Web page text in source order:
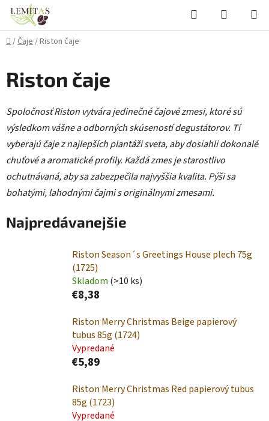
Prejsť
obsah
Hľadať
KOŠÍK
Domov
/Čaje/Riston čaje
Riston čaje
Spoločnosť Riston vytvára jedinečné čajové zmesi, ktoré sú
výsledkom vášne a odborných skúseností degustátorov. Tí
vyberajú čaje z najlepších plantáži sveta, aby dosiahli dokonalé
chuťové a aromatické profily. Každá zmes je starostlivo
ochutnávaná, aby sa zabezpečila najvyššia kvalita. Pýši sa
bohatými, lahodnými čajmi s originálnymi zmesami.
Najpredávanejšie
Riston Season´s Greetings House plech 75g
(1725)
Skladom (>10 ks)
€8,38
Riston Merry Christmas Beige papierový
tubus 85g (1724)
Vypredané
€5,89
Riston Merry Christmas Red papierový tubus
85g (1723)
Vypredané